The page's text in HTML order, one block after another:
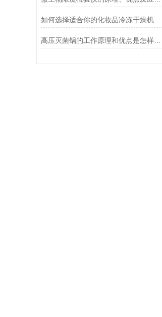
如何选择适合你的化妆品冷冻干燥机
高压灭菌锅的工作原理和优点是怎样的？